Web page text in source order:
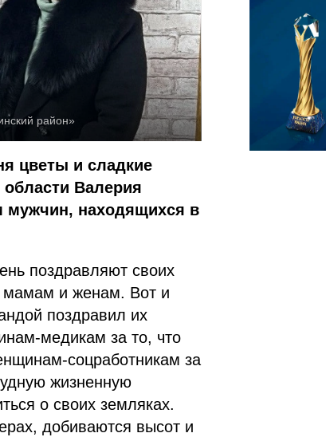
район»
цветы и сладкие
Валерия
находящихся в
поздравляют своих
мамам и женам. Вот и
поздравил их
медикам за то, что
соцработникам за
жизненную
о своих земляках.
добиваются высот и